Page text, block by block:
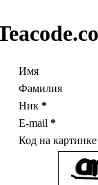
Имя
Фамилия
Ник *
E-mail *
Код на